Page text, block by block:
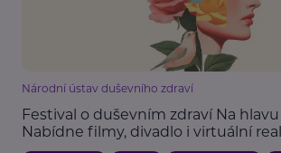
Národní ústav duševního zdraví
Festival o duševním zdraví Na hlavu
Nabídne filmy, divadlo i virtuální